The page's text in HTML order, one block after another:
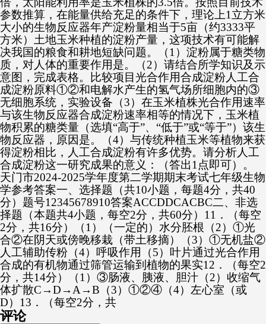
参数推算，在能量供给充足的条件下，理论上1立方米
大小的生物反应器年产淀粉量相当于5亩（约3333平
方米）土地玉米种植的淀粉产量，这项技术有可能解
决我国的粮食和耕地短缺问题。（1）淀粉属于糖类物
质，对人体的重要作用是。（2）请结合所学知识及示
意图，完成表格。比较项目光合作用合成淀粉人工合
成淀粉原料①②和电解水产生的氢气场所细胞内的③
无细胞系统，实验设备（3）在玉米植株光合作用速率
与该生物反应器合成淀粉速率相等的情况下，玉米植
物积累的糖类量（选填“高于”、“低于”或“等于”）该生
物反应器，原因是。（4）与传统种植玉米等植物来获
得淀粉相比，人工合成淀粉有许多优势。请分析人工
合成淀粉这一研究成果的意义：（答出1点即可）。
天门市2024-2025学年度第二学期期末考试七年级生物
学参考答案一、选择题（共10小题，每题4分，共40
分）题号12345678910答案ACCDDCACBC二、非选
择题（本题共4小题，每空2分，共60分）11．（每空
2分，共16分）（1）（一定的）水分胚根（2）①光
合②在阴天或傍晚移栽（带土移摘）（3）①无机盐②
人工辅助传粉（4）呼吸作用（5）叶片通过光合作用
合成的有机物通过筛管运输到植物的果实12．（每空2
分，共14分）（1）③肠液、胰液、胆汁（2）收缩气
体扩散C→D→A→B（3）①②④（4）左心室（或
D）13．（每空2分，共
评论